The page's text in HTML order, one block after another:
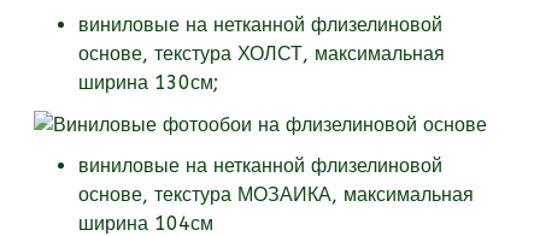
виниловые на нетканной флизелиновой
основе, текстура ХОЛСТ, максимальная
ширина 130см;
виниловые на нетканной флизелиновой
основе, текстура МОЗАИКА, максимальная
ширина 104см